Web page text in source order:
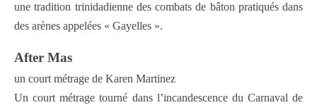
une tradition trinidadienne des combats de bâton pratiqués dans
des arènes appelées « Gayelles ».
After Mas
un court métrage de Karen Martinez
Un court métrage tourné dans l’incandescence du Carnaval de